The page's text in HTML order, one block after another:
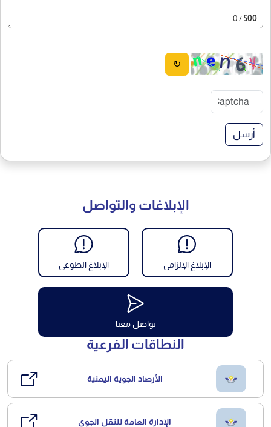
500
/ 0
↻
أرسل
الإبلاغات والتواصل
الإبلاغ الإلزامي الإبلاغ الطوعي
تواصل معنا
النطاقات الفرعية
الأرصاد الجوية اليمنية
الإدارة العامة للنقل الجوي